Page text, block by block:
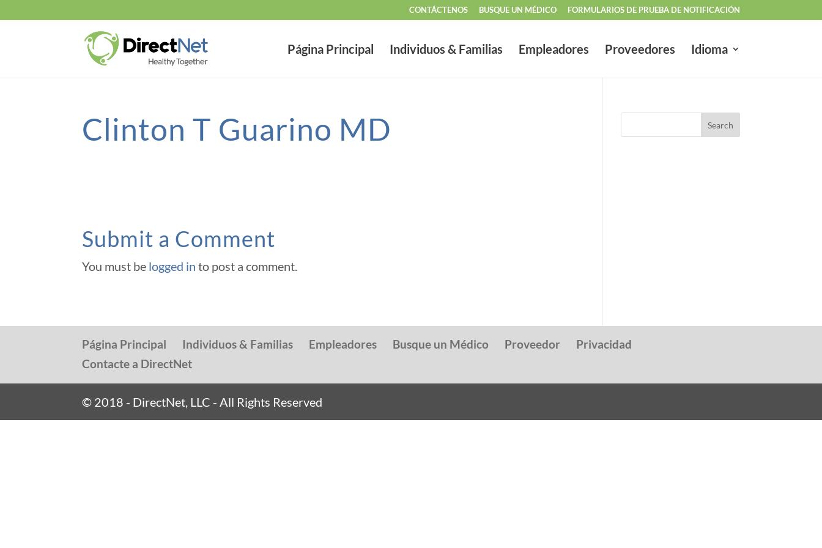
CONTÁCTENOS BUSQUE UN MÉDICO FORMULARIOS DE PRUEBA DE NOTIFICACIÓN
Página Principal Individuos & Familias Empleadores Proveedores Idioma
Clinton T Guarino MD
Submit a Comment
You must be logged in to post a comment.
Página Principal Individuos & Familias Empleadores Busque un Médico Proveedor
Privacidad
Contacte a DirectNet
© 2018 - DirectNet, LLC - All Rights Reserved